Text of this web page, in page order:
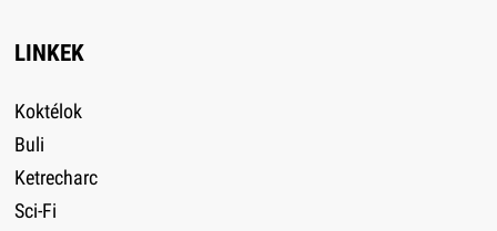
LINKEK
Koktélok
Buli
Ketrecharc
Sci-Fi